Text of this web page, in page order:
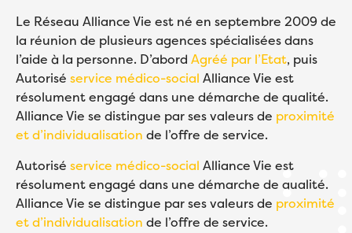
Le Réseau Alliance Vie est né en septembre 2009 de
la réunion de plusieurs agences spécialisées dans
l’aide à la personne. D’abord Agréé par l’Etat, puis
Autorisé service médico-social Alliance Vie est
résolument engagé dans une démarche de qualité.
Alliance Vie se distingue par ses valeurs de proximité
et d’individualisation de l’offre de service.
Autorisé service médico-social Alliance Vie est
résolument engagé dans une démarche de qualité.
Alliance Vie se distingue par ses valeurs de proximité
et d’individualisation de l’offre de service.